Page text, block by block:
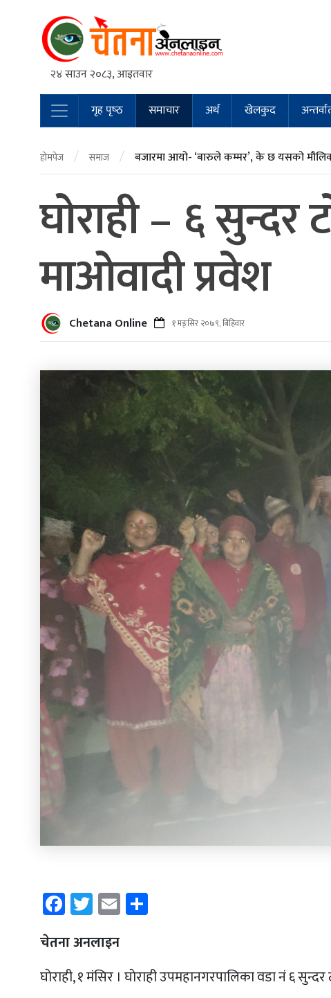
२४ साउन २०८३, आइतवार
Main Navigation
गृह पृष्‍ठ समाचार अर्थ खेलकुद
होमपेज / समाज / बजारमा आयो- ‘बारुले कम्मर’, के छ यसको
घाेराही – ६ सुन्दर
माओवादी प्रवेश
Chetana Online १ मङ्सिर २०७९, बिहिवार
Facebook
Twitter
Email
चेतना अनलाइन
घाेराही, १ मंसिर । घाेराही उपमहानगरपालिका वडा नं ६